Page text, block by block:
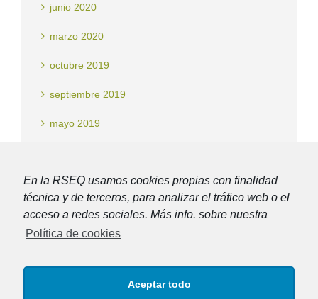
En la RSEQ usamos cookies propias con finalidad
técnica y de terceros, para analizar el tráfico web o el
acceso a redes sociales. Más info. sobre nuestra
Política de cookies
Aceptar todo
junio 2020
marzo 2020
octubre 2019
septiembre 2019
mayo 2019
Categorías